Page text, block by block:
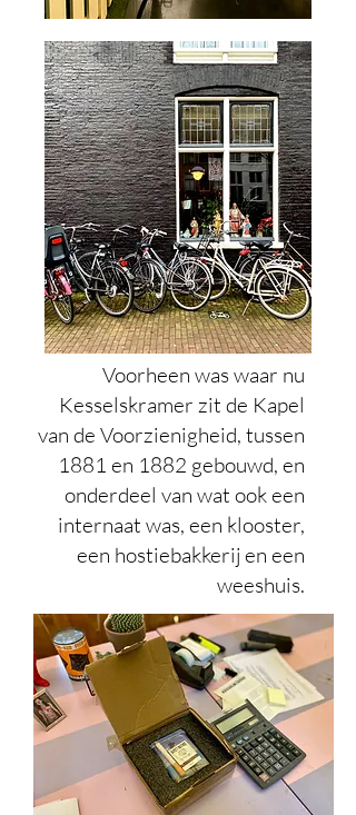
Voorheen was waar nu
Kesselskramer zit de Kapel
van de Voorzienigheid, tussen
1881 en 1882 gebouwd, en
onderdeel van wat ook een
internaat was, een klooster,
een hostiebakkerij en een
weeshuis.